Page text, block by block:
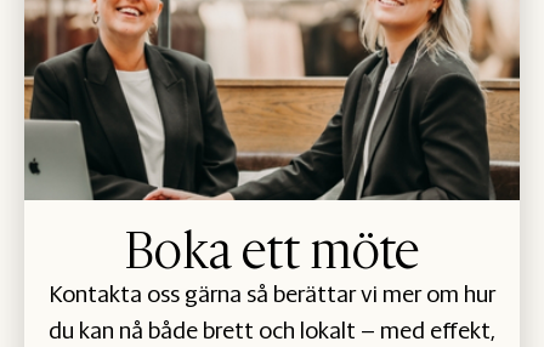
Boka ett möte
Kontakta oss gärna så berättar vi mer om hur
du kan nå både brett och lokalt – med effekt,